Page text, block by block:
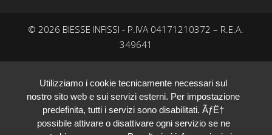
© 2026 BIESSE INFISSI - P.IVA 04171210372 – R.E.A.
349641
Utilizziamo i cookie tecnicamente necessari sul
nostro sito web e sui servizi esterni. Per impostazione
predefinita, tutti i servizi sono disabilitati. ÃƒË†
possibile attivare o disattivare ogni servizio se ne